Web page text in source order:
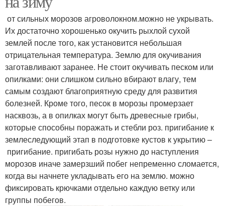
от сильных морозов агроволокном.можно не укрывать.
Их достаточно хорошенько окучить рыхлой сухой
землей после того, как установится небольшая
отрицательная температура. Землю для окучивания
заготавливают заранее. Не стоит окучивать песком или
опилками: они слишком сильно вбирают влагу, тем
самым создают благоприятную среду для развития
болезней. Кроме того, песок в морозы промерзает
насквозь, а в опилках могут быть древесные грибы,
которые способны поражать и стебли роз. пригибание к
землеследующий этап в подготовке кустов к укрытию –
пригибание. пригибать розы нужно до наступления
морозов иначе замерзший побег непременно сломается,
когда вы начнете укладывать его на землю. можно
фиксировать крючками отдельно каждую ветку или
группы побегов.